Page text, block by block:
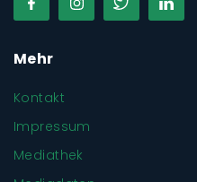
Mehr
Kontakt
Impressum
Mediathek